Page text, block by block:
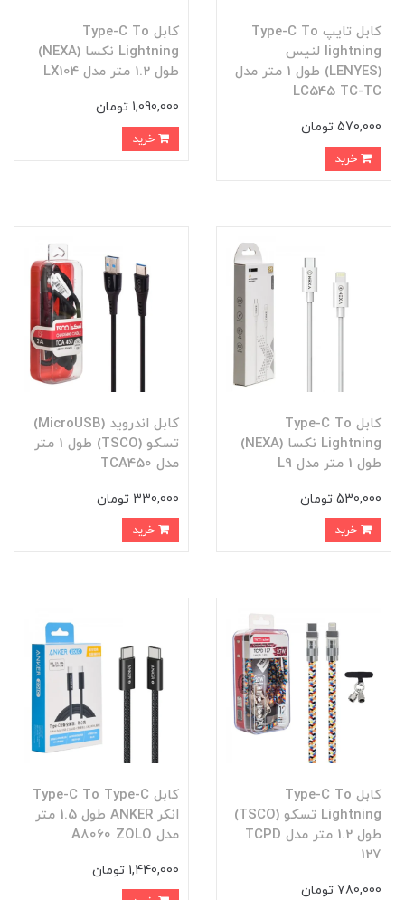
کابل تایپ Type-C To
lightning لنیس
(LENYES) طول 1 متر مدل
LC545 TC-TC
570,000 تومان
کابل Type-C To
Lightning نکسا (NEXA)
طول 1.2 متر مدل LX104
1,090,000 تومان
کابل Type-C To
Lightning نکسا (NEXA)
طول 1 متر مدل L9
530,000 تومان
کابل اندروید (MicroUSB)
تسکو (TSCO) طول 1 متر
مدل TCA450
330,000 تومان
کابل Type-C To
Lightning تسکو (TSCO)
طول 1.2 متر مدل TCPD
127
780,000 تومان
کابل Type-C To Type-C
انکر ANKER طول 1.5 متر
مدل A8060 ZOLO
1,440,000 تومان